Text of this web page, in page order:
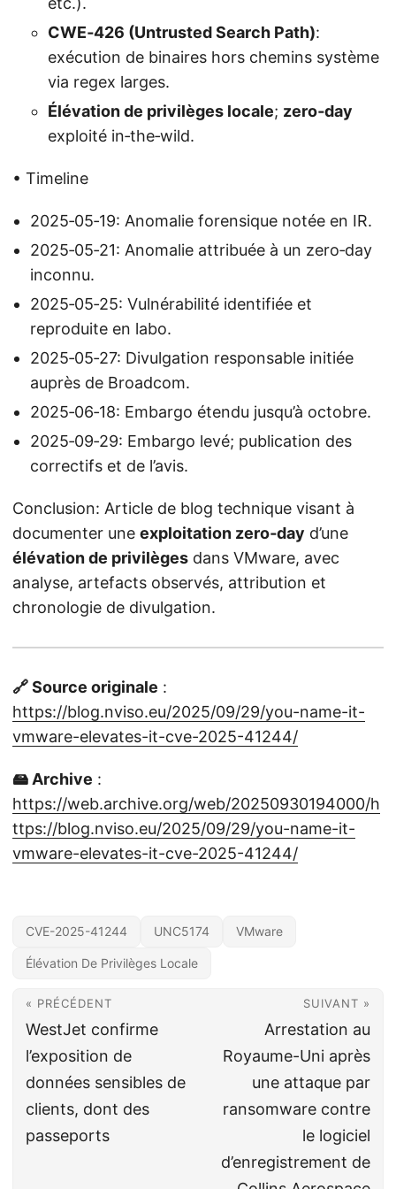
CWE‑426 (Untrusted Search Path):
exécution de binaires hors chemins système
via regex larges.
Élévation de privilèges locale; zero‑day
exploité in‑the‑wild.
• Timeline
2025‑05‑19: Anomalie forensique notée en IR.
2025‑05‑21: Anomalie attribuée à un zero‑day
inconnu.
2025‑05‑25: Vulnérabilité identifiée et
reproduite en labo.
2025‑05‑27: Divulgation responsable initiée
auprès de Broadcom.
2025‑06‑18: Embargo étendu jusqu’à octobre.
2025‑09‑29: Embargo levé; publication des
correctifs et de l’avis.
Conclusion: Article de blog technique visant à
documenter une exploitation zero‑day d’une
élévation de privilèges dans VMware, avec
analyse, artefacts observés, attribution et
chronologie de divulgation.
🔗 Source originale :
https://blog.nviso.eu/2025/09/29/you-name-it-
vmware-elevates-it-cve-2025-41244/
🖴 Archive :
https://web.archive.org/web/20250930194000/h
ttps://blog.nviso.eu/2025/09/29/you-name-it-
vmware-elevates-it-cve-2025-41244/
CVE-2025-41244 UNC5174 VMware
Élévation De Privilèges Locale
« PRÉCÉDENT
WestJet confirme
l’exposition de
données sensibles de
clients, dont des
passeports
SUIVANT »
Arrestation au
Royaume-Uni après
une attaque par
ransomware contre
le logiciel
d’enregistrement de